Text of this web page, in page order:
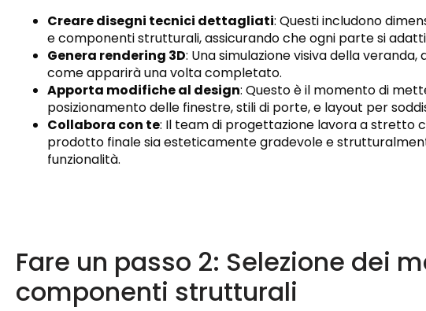
Creare disegni tecnici dettagliati: Questi includono
e componenti strutturali, assicurando che ogni parte si
Genera rendering 3D: Una simulazione visiva della
come apparirà una volta completato.
Apporta modifiche al design: Questo è il momento di
posizionamento delle finestre, stili di porte, e layout per
Collabora con te: Il team di progettazione lavora a stretto
prodotto finale sia esteticamente gradevole e
funzionalità.
Fare un passo 2: Selezione dei
componenti strutturali